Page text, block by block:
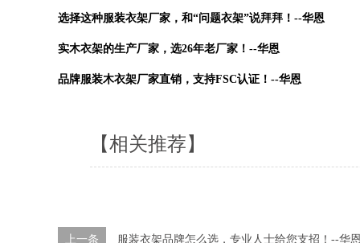
选择这种服装衣架厂家，和“问题衣架”说拜拜！--华恩
实木衣架的生产厂家，选26年老厂家！--华恩
品牌服装木衣架厂家直销，支持FSC认证！--华恩
【相关推荐】
上一条 服装衣架品牌怎么选，专业人士给您支招！--华